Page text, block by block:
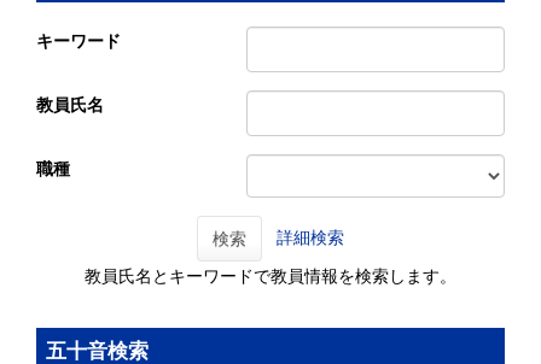
キーワード
教員氏名
職種
検索 詳細検索
教員氏名とキーワードで教員情報を検索します。
五十音検索